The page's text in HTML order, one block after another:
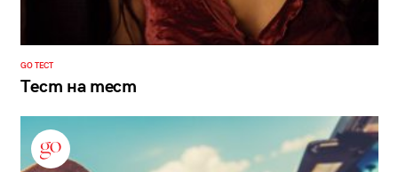
GO ТЕСТ
Тест на тест